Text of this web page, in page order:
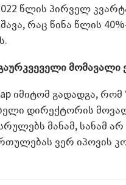
წლის პირველ
რაც წინა წლის
მომავალი
იმიტომ გადადგა, რომ
დირექტორის
მანამ, სანამ
ვერ იპოვის